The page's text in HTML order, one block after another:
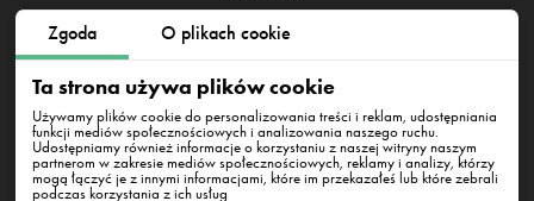
Zgoda O plikach cookie
Ta strona używa plików cookie
Używamy plików cookie do personalizowania treści i reklam, udostępniania
funkcji mediów społecznościowych i analizowania naszego ruchu.
Udostępniamy również informacje o korzystaniu z naszej witryny naszym
partnerom w zakresie mediów społecznościowych, reklamy i analizy, którzy
mogą łączyć je z innymi informacjami, które im przekazałeś lub które zebrali
podczas korzystania z ich usług
CleanWhale GmbH, HRB 240046 B, DE353460818
Westhafenstraße 1, 13353 Berlin